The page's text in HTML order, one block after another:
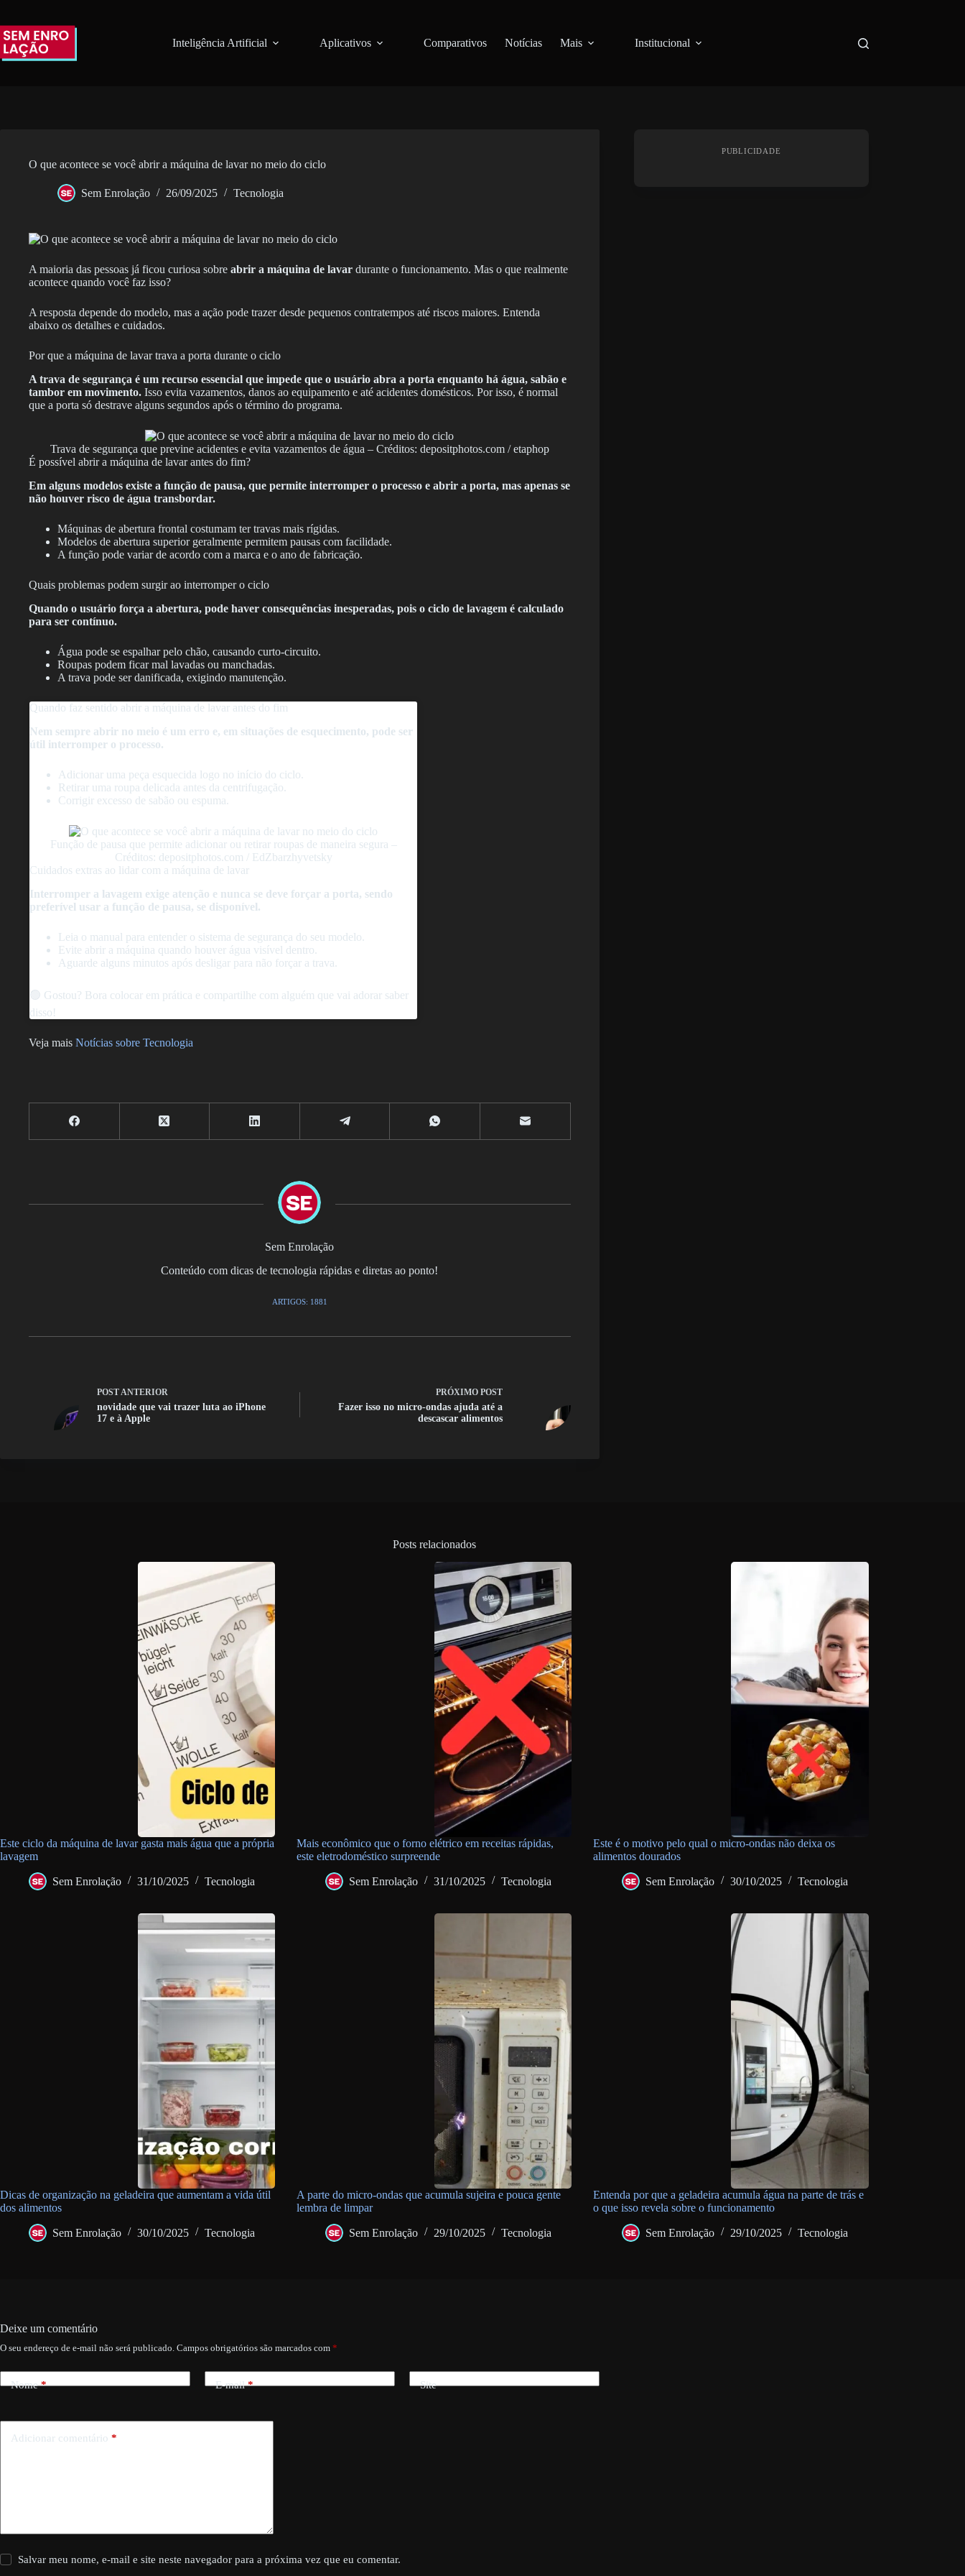
o
conteúdo
Inteligência Artificial Aplicativos Comparativos Notícias Mais Institucional
O que acontece se você abrir a máquina de lavar no meio do ciclo
Sem Enrolação 26/09/2025 Tecnologia
A maioria das pessoas já ficou curiosa sobre abrir a máquina de lavar durante o funcionamento. Mas o que realmente
acontece quando você faz isso?
A resposta depende do modelo, mas a ação pode trazer desde pequenos contratempos até riscos maiores. Entenda
abaixo os detalhes e cuidados.
Por que a máquina de lavar trava a porta durante o ciclo
A trava de segurança é um recurso essencial que impede que o usuário abra a porta enquanto há água, sabão e
tambor em movimento. Isso evita vazamentos, danos ao equipamento e até acidentes domésticos. Por isso, é normal
que a porta só destrave alguns segundos após o término do programa.
Trava de segurança que previne acidentes e evita vazamentos de água – Créditos: depositphotos.com / etaphop
É possível abrir a máquina de lavar antes do fim?
Em alguns modelos existe a função de pausa, que permite interromper o processo e abrir a porta, mas apenas se
não houver risco de água transbordar.
Máquinas de abertura frontal costumam ter travas mais rígidas.
Modelos de abertura superior geralmente permitem pausas com facilidade.
A função pode variar de acordo com a marca e o ano de fabricação.
Quais problemas podem surgir ao interromper o ciclo
Quando o usuário força a abertura, pode haver consequências inesperadas, pois o ciclo de lavagem é calculado
para ser contínuo.
Água pode se espalhar pelo chão, causando curto-circuito.
Roupas podem ficar mal lavadas ou manchadas.
A trava pode ser danificada, exigindo manutenção.
Quando faz sentido abrir a máquina de lavar antes do fim
Nem sempre abrir no meio é um erro e, em situações de esquecimento, pode ser
útil interromper o processo.
Adicionar uma peça esquecida logo no início do ciclo.
Retirar uma roupa delicada antes da centrifugação.
Corrigir excesso de sabão ou espuma.
Função de pausa que permite adicionar ou retirar roupas de maneira segura –
Créditos: depositphotos.com / EdZbarzhyvetsky
Cuidados extras ao lidar com a máquina de lavar
Interromper a lavagem exige atenção e nunca se deve forçar a porta, sendo
preferível usar a função de pausa, se disponível.
Leia o manual para entender o sistema de segurança do seu modelo.
Evite abrir a máquina quando houver água visível dentro.
Aguarde alguns minutos após desligar para não forçar a trava.
🟢 Gostou? Bora colocar em prática e compartilhe com alguém que vai adorar saber
disso!
Veja mais Notícias sobre Tecnologia
Sem Enrolação
Conteúdo com dicas de tecnologia rápidas e diretas ao ponto!
ARTIGOS: 1881
POSTANTERIOR
novidade que vai trazer luta ao iPhone
17 e à Apple
PRÓXIMO POST
Fazer isso no micro-ondas ajuda até a
descascar alimentos
PUBLICIDADE
Posts relacionados
Este ciclo da máquina de lavar gasta mais água que a própria
lavagem
Sem Enrolação 31/10/2025 Tecnologia
Mais econômico que o forno elétrico em receitas rápidas,
este eletrodoméstico surpreende
Sem Enrolação 31/10/2025 Tecnologia
Este é o motivo pelo qual o micro-ondas não deixa os
alimentos dourados
Sem Enrolação 30/10/2025 Tecnologia
Dicas de organização na geladeira que aumentam a vida útil
dos alimentos
Sem Enrolação 30/10/2025 Tecnologia
A parte do micro-ondas que acumula sujeira e pouca gente
lembra de limpar
Sem Enrolação 29/10/2025 Tecnologia
Entenda por que a geladeira acumula água na parte de trás e
o que isso revela sobre o funcionamento
Sem Enrolação 29/10/2025 Tecnologia
Deixe um comentário
O seu endereço de e-mail não será publicado. Campos obrigatórios são marcados com *
Nome* E-mail* Site
Adicionar comentário *
Salvar meu nome, e-mail e site neste navegador para a próxima vez que eu comentar.